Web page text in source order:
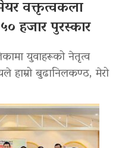
वक्तृत्वकला
हजार पुरस्कार
युवाहरूको नेतृत्व
हाम्रो बुढानिलकण्ठ, मेरो